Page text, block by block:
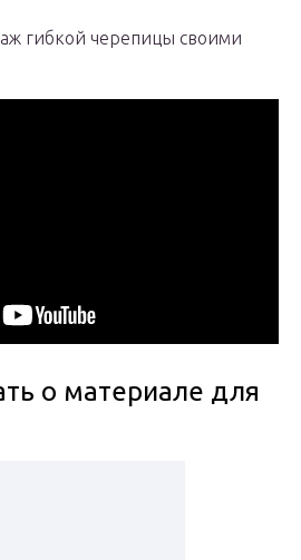
гибкой черепицы своими
о материале для